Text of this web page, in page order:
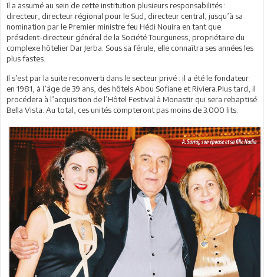
Il a assumé au sein de cette institution plusieurs responsabilités :
directeur, directeur régional pour le Sud, directeur central, jusqu’à sa
nomination par le Premier ministre feu Hédi Nouira en tant que
président-directeur général de la Société Tourguness, propriétaire du
complexe hôtelier Dar Jerba. Sous sa férule, elle connaîtra ses années les
plus fastes.
Il s’est par la suite reconverti dans le secteur privé : il a été le fondateur
en 1981, à l’âge de 39 ans, des hôtels Abou Sofiane et Riviera.Plus tard, il
procédera à l’acquisition de l’Hôtel Festival à Monastir qui sera rebaptisé
Bella Vista. Au total, ces unités compteront pas moins de 3.000 lits.